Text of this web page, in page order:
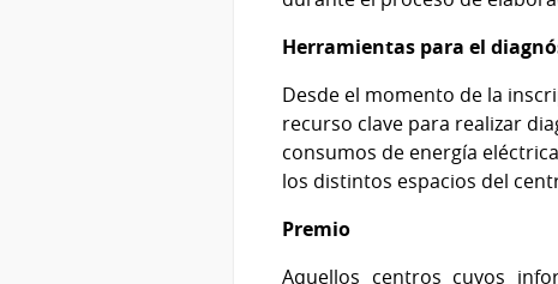
Herramientas para el
Desde el momento de la
recurso clave para realizar
consumos de energía
los distintos espacios del
Premio
Aquellos centros cuyos